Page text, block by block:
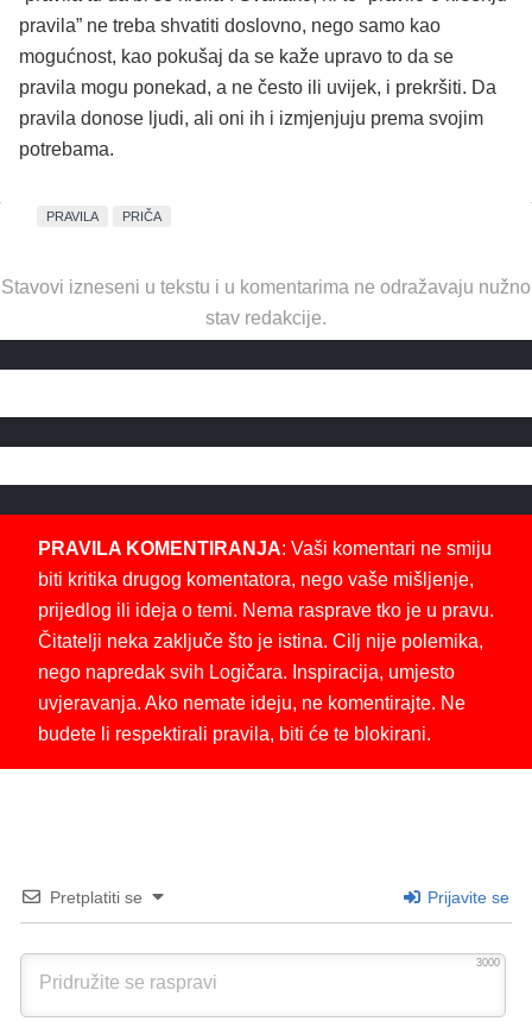
pravila” ne treba shvatiti doslovno, nego samo kao
mogućnost, kao pokušaj da se kaže upravo to da se
pravila mogu ponekad, a ne često ili uvijek, i prekršiti. Da
pravila donose ljudi, ali oni ih i izmjenjuju prema svojim
potrebama.
PRAVILA PRIČA
Stavovi izneseni u tekstu i u komentarima ne odražavaju nužno
stav redakcije.
PRAVILA KOMENTIRANJA: Vaši komentari ne smiju
biti kritika drugog komentatora, nego vaše mišljenje,
prijedlog ili ideja o temi. Nema rasprave tko je u pravu.
Čitatelji neka zaključe što je istina. Cilj nije polemika,
nego napredak svih Logičara. Inspiracija, umjesto
uvjeravanja. Ako nemate ideju, ne komentirajte. Ne
budete li respektirali pravila, biti će te blokirani.
Pretplatiti se Prijavite se
3000